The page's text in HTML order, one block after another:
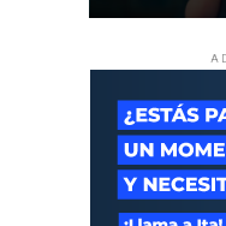
Otossom, la
Además de los
los peluches y los
de la textura
de las almohadas al
de la presa cazada